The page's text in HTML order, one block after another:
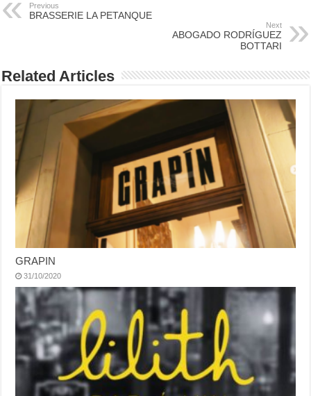
Previous
BRASSERIE LA PETANQUE
Next
ABOGADO RODRÍGUEZ
BOTTARI
Related Articles
GRAPIN
31/10/2020